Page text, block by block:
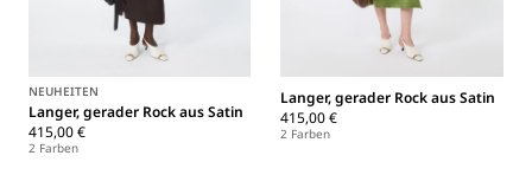
NEUHEITEN
Langer, gerader Rock aus Satin
415,00 €
2 Farben
Langer, gerader Rock aus Satin
415,00 €
2 Farben